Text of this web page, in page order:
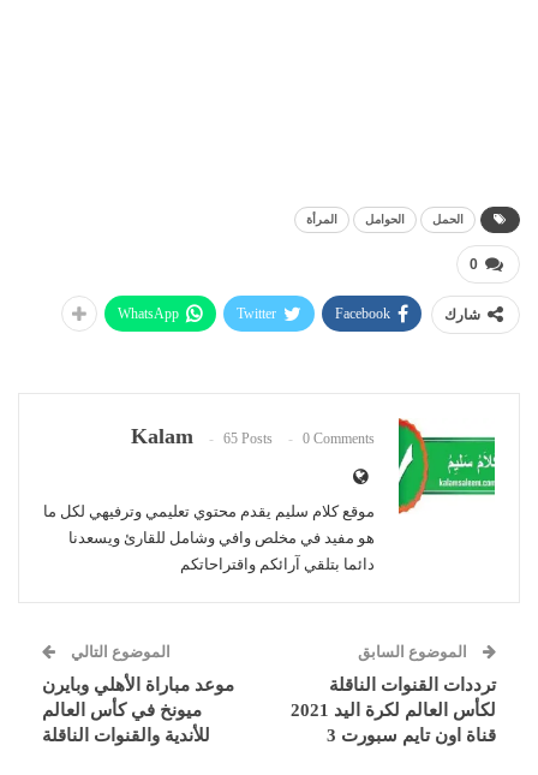
الحمل الحوامل المرأة
0
شارك Facebook
Twitter
WhatsApp
Kalam 65 Posts 0 Comments
موقع كلام سليم يقدم محتوي تعليمي وترفيهي لكل ما
هو مفيد في مخلص وافي وشامل للقارئ ويسعدنا
دائما بتلقي آرائكم واقتراحاتكم
الموضوع السابق
ترددات القنوات الناقلة
لكأس العالم لكرة اليد 2021
قناة اون تايم سبورت 3
الموضوع التالي
موعد مباراة الأهلي وبايرن
ميونخ في كأس العالم
للأندية والقنوات الناقلة